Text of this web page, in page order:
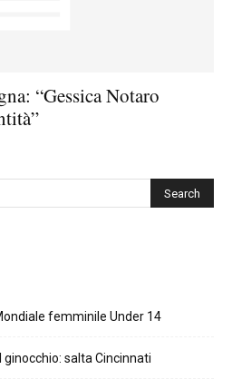
“Gessica Notaro
femminile Under 14
salta Cincinnati